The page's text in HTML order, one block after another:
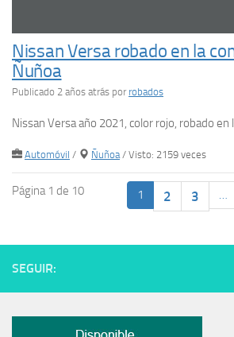
Nissan Versa robado en la
Ñuñoa
Publicado 2 años atrás por robados
Nissan Versa año 2021, color rojo, robado en
Automóvil / Ñuñoa / Visto: 2159 veces
Página 1 de 10 1 2 3
SEGUIR: